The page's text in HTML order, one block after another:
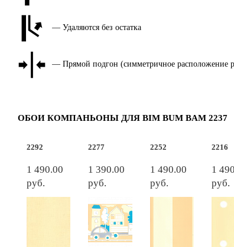
— Удаляются без остатка
— Прямой подгон (симметричное расположение
ОБОИ КОМПАНЬОНЫ ДЛЯ BIM BUM BAM 2237
2292
1 490.00
руб.
2277
1 390.00
руб.
2252
1 490.00
руб.
2216
1
руб.